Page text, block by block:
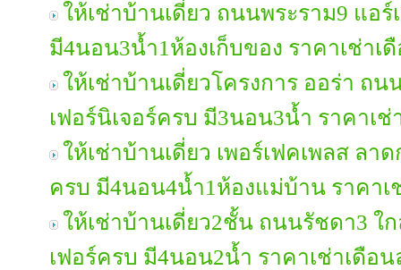
ให้เช่าบ้านเดี่ยว ถนนพระราม9 แอร์
มี4นอน3น้ำ1ห้องเก็บของ ราคาเช่าเ
ให้เช่าบ้านเดี่ยวโครงการ ออร่า ถ
เฟอร์นิเจอร์ครบ มี3นอน3น้ำ ราคาเช่
ให้เช่าบ้านเดี่ยว เพอร์เฟคเพลส ลา
ครบ มี4นอน4น้ำ1ห้องแม่บ้าน ราคาเ
ให้เช่าบ้านเดี่ยว2ชั้น ถนนรัชดา3 ใ
เฟอร์ครบ มี4นอน2น้ำ ราคาเช่าเดือน